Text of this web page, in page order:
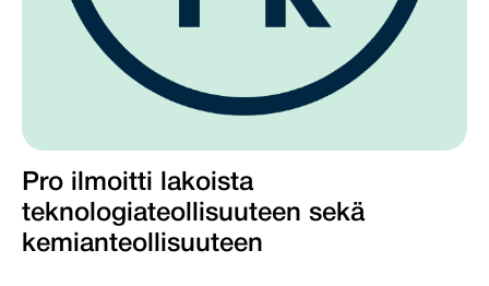
Pro ilmoitti lakoista
teknologiateollisuuteen sekä
kemianteollisuuteen